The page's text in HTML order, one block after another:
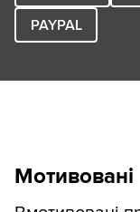
PAYPAL
Мотивовані